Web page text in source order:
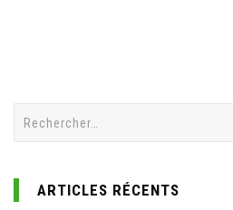
ARTICLES RÉCENTS